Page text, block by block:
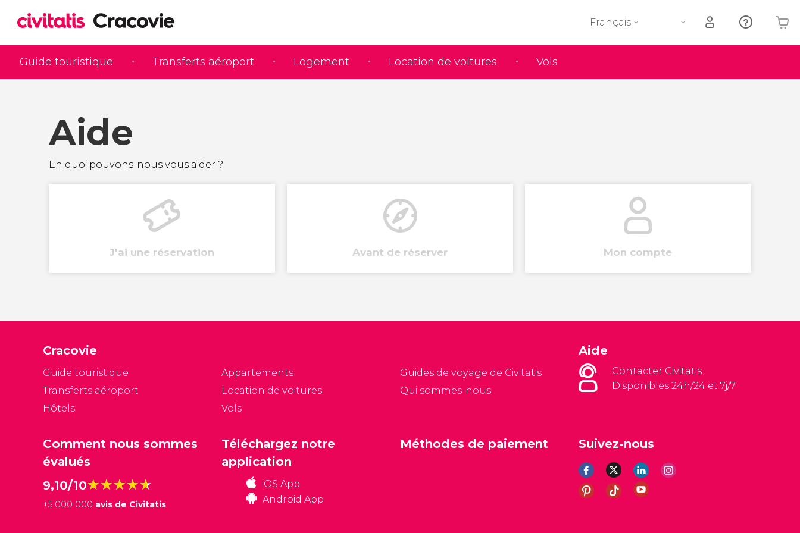
Guide touristique Transferts aéroport Logement Location de voitures Vols
Français
Aide
En quoi pouvons-nous vous aider ?
J'ai une réservation Avant de réserver Mon compte
Cracovie
Guide touristique
Transferts aéroport
Hôtels
Appartements
Location de voitures
Vols
Guides de voyage de Civitatis
Qui sommes-nous
Aide
Contacter Civitatis
Disponibles 24h/24 et 7j/7
Comment nous sommes
évalués
9,10/10★★★★★
★★★★★
+5 000 000 avis de Civitatis
Suivez-nous
Téléchargez notre
application
iOS App
Android App
Méthodes de paiement